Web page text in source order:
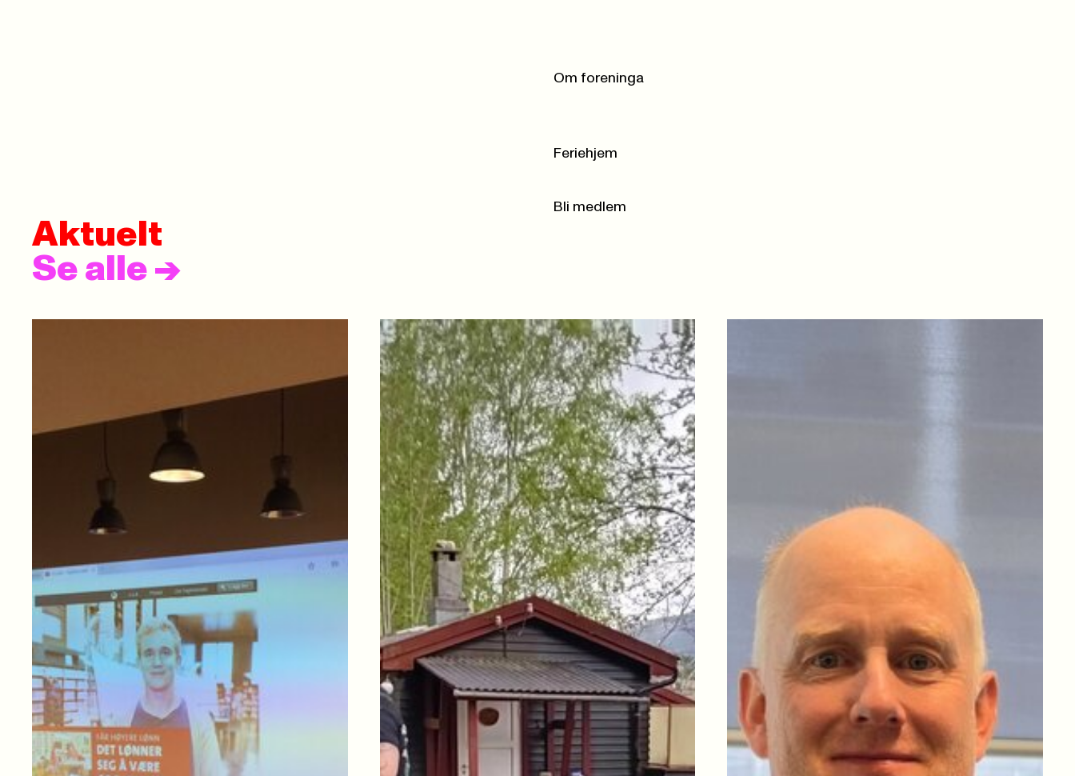
Om foreninga
Feriehjem
Bli medlem
Aktuelt
Se alle ->